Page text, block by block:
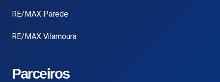
RE/MAX Parede
RE/MAX Vilamoura
Parceiros